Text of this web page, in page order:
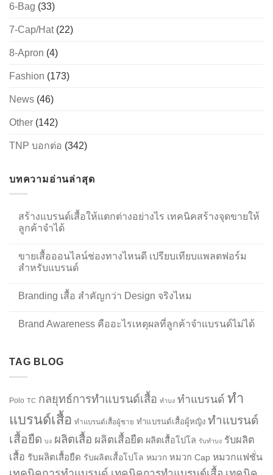
6-Bag (33)
7-Cap/Hat(22)
8-Apron (4)
Fashion (173)
News (46)
Other (142)
TNP บอกต่อ (342)
บทความอ่านล่าสุด
สร้างแบรนด์เสื้อให้แตกต่างอย่างไร เทคนิคสร้างจุดขายให้
ลูกค้าจำได้
ขายเสื้อออนไลน์ช่องทางไหนดี เปรียบเทียบแพลตฟอร์ม
สำหรับแบรนด์
Branding เสื้อ สำคัญกว่า Design จริงไหม
Brand Awareness คืออะไรเหตุผลที่ลูกค้าจำแบรนด์ไม่ได้
TAG BLOG
Polo TC กลยุทธ์การทำแบรนด์เสื้อ ทำบง ทำแบรนด์ ทำ
แบรนด์เสื้อ ทำแบรนด์เสื้อผู้ชาย ทำแบรนด์เสื้อผู้หญิง ทำแบรนด์
เสื้อยืด บง ผลิตเสื้อ ผลิตเสื้อยืด ผลิตเสื้อโปโล รับทำบง รับผลิต
เสื้อ รับผลิตเสื้อยืด รับผลิตเสื้อโปโล หมวก หมวก Cap หมวกแฟชั่น